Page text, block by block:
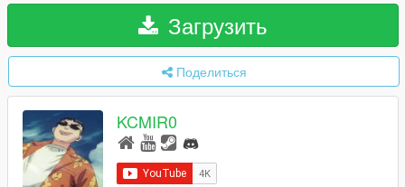
Загрузить
Поделиться
KCMIR0